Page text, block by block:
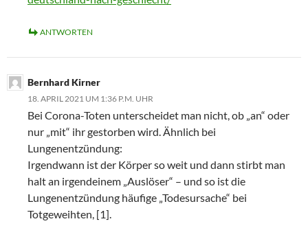
ANTWORTEN
Bernhard Kirner
18. APRIL 2021 UM 1:36 P.M. UHR
Bei Corona-Toten unterscheidet man nicht, ob „an“ oder
nur „mit“ ihr gestorben wird. Ähnlich bei
Lungenentzündung:
Irgendwann ist der Körper so weit und dann stirbt man
halt an irgendeinem „Auslöser“ – und so ist die
Lungenentzündung häufige „Todesursache“ bei
Totgeweihten, [1].